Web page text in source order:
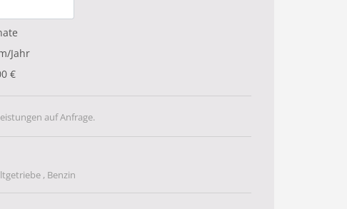
Jahr
€
auf Anfrage.
, Benzin